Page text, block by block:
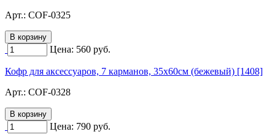
Арт.: COF-0325
Цена: 560 руб.
Кофр для аксессуаров, 7 карманов, 35х60см (бежевый) [1408]
Арт.: COF-0328
Цена: 790 руб.